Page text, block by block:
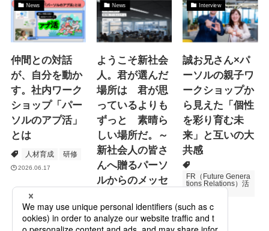
News
仲間との対話
が、自分を動か
す。社内ワーク
ショップ「パー
ソルのアプ活」
とは
人材育成 研修
2026.06.17
News
ようこそ新社会
人。君が選んだ
場所は 君が思
っているよりも
ずっと 素晴ら
しい場所だ。～
新社会人の皆さ
んへ贈るパーソ
ルからのメッセ
Specialized Servic
es
Interview
誠お兄さん×パ
ーソルの親子ワ
ークショップか
ら見えた「個性
を彩り育む未
来」と互いの大
共感
FR（Future Genera
tions Relations）活
次世代育成
2026.06.16